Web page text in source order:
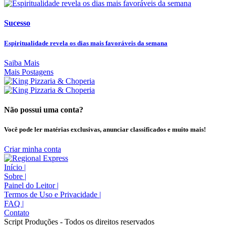
Sucesso
Espiritualidade revela os dias mais favoráveis da semana
Saiba Mais
Mais Postagens
Não possui uma conta?
Você pode ler matérias exclusivas, anunciar classificados e muito mais!
Criar minha conta
Início |
Sobre |
Painel do Leitor |
Termos de Uso e Privacidade |
FAQ |
Contato
Script Produções - Todos os direitos reservados